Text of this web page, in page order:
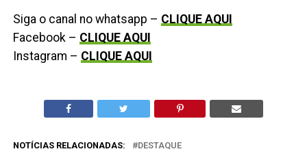
Siga o canal no whatsapp – CLIQUE AQUI
Facebook – CLIQUE AQUI
Instagram – CLIQUE AQUI
NOTÍCIAS RELACIONADAS: DESTAQUE